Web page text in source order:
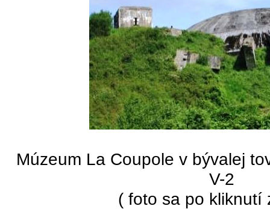
Múzeum La Coupole v bývalej
V-2
( foto sa po kliknutí